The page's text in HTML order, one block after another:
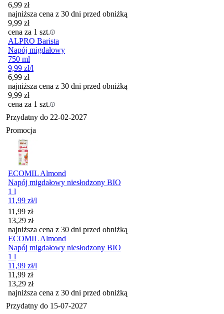
6,99 zł
najniższa cena z 30 dni przed obniżką
9,99 zł
cena za 1 szt.
ALPRO Barista
Napój migdałowy
750 ml
9,99 zł/l
6,99 zł
najniższa cena z 30 dni przed obniżką
9,99 zł
cena za 1 szt.
Przydatny do 22-02-2027
Promocja
ECOMIL Almond
Napój migdałowy niesłodzony BIO
1 l
11,99 zł/l
Cena promocyjna
11,99 zł
13,29 zł
najniższa cena z 30 dni przed obniżką
ECOMIL Almond
Napój migdałowy niesłodzony BIO
1 l
11,99 zł/l
Cena promocyjna
11,99 zł
13,29 zł
najniższa cena z 30 dni przed obniżką
Przydatny do 15-07-2027